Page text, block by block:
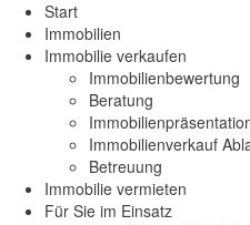
Start
Immobilien
Immobilie verkaufen
Immobilienbewertung
Beratung
Immobilienverkauf
Betreuung
Immobilie vermieten
Für Sie im Einsatz